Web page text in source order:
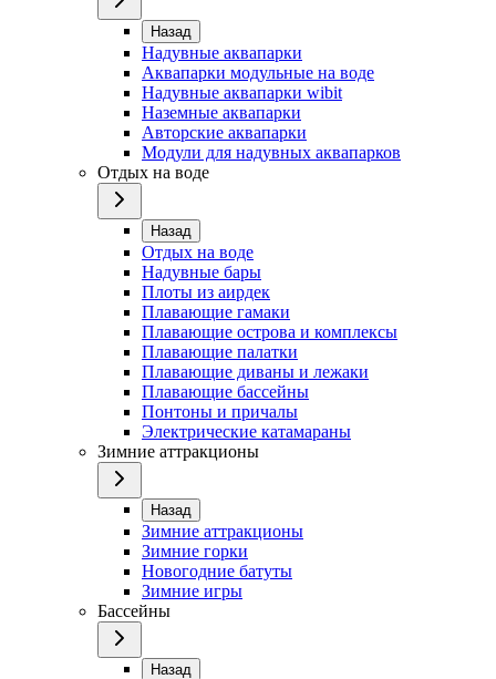
Назад
Надувные аквапарки
Аквапарки модульные на воде
Надувные аквапарки wibit
Наземные аквапарки
Авторские аквапарки
Модули для надувных аквапарков
Отдых на воде
Назад
Отдых на воде
Надувные бары
Плоты из аирдек
Плавающие гамаки
Плавающие острова и комплексы
Плавающие палатки
Плавающие диваны и лежаки
Плавающие бассейны
Понтоны и причалы
Электрические катамараны
Зимние аттракционы
Назад
Зимние аттракционы
Зимние горки
Новогодние батуты
Зимние игры
Бассейны
Назад